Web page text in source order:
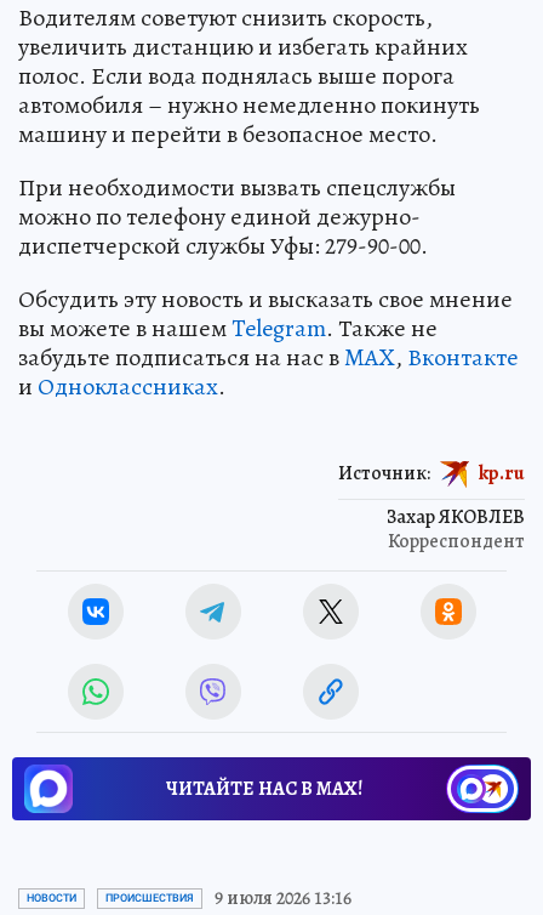
Водителям советуют снизить скорость,
увеличить дистанцию и избегать крайних
полос. Если вода поднялась выше порога
автомобиля – нужно немедленно покинуть
машину и перейти в безопасное место.
При необходимости вызвать спецслужбы
можно по телефону единой дежурно-
диспетчерской службы Уфы: 279-90-00.
Обсудить эту новость и высказать свое мнение
вы можете в нашемTelegram. Также не
забудьте подписаться на нас вMAX, Вконтакте
и Одноклассниках.
Захар ЯКОВЛЕВ
Корреспондент
Источник: kp.ru
ЧИТАЙТЕ НАС В МАХ!
НОВОСТИ ПРОИСШЕСТВИЯ 9 июля 2026 13:16